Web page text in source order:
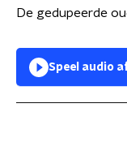
De gedupeerde
Speel audio